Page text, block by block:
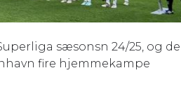
sæsonsn 24/25, og de
fire hjemmekampe